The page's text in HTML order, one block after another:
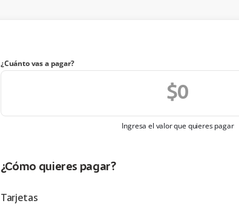
¿Cuánto vas a pagar?
Ingresa el valor que quieres pagar
¿Cómo quieres pagar?
Tarjetas